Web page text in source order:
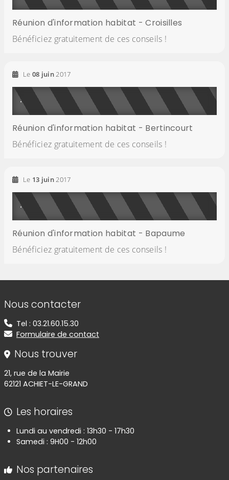
Réunion d'information habitat - Croisilles
Bénéficiez gratuitement de ces conseils !
Le 08 juin2017
Réunion d'information habitat - Bertincourt
Bénéficiez gratuitement de ces conseils !
Le 13 juin2017
Réunion d'information habitat - Bapaume
Bénéficiez gratuitement de ces conseils !
Informations de contact
Nous contacter
Tel : 03.21.60.15.30
Formulaire de contact
Nous trouver
21, rue de la Mairie
62121 ACHIET-LE-GRAND
Les horaires
Lundi au vendredi : 13h30 - 17h30
Samedi : 9H00 - 12h00
Nos partenaires